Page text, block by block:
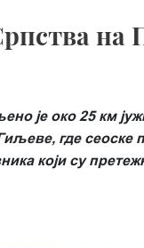
на
је око 25 км
где сеоске
који су